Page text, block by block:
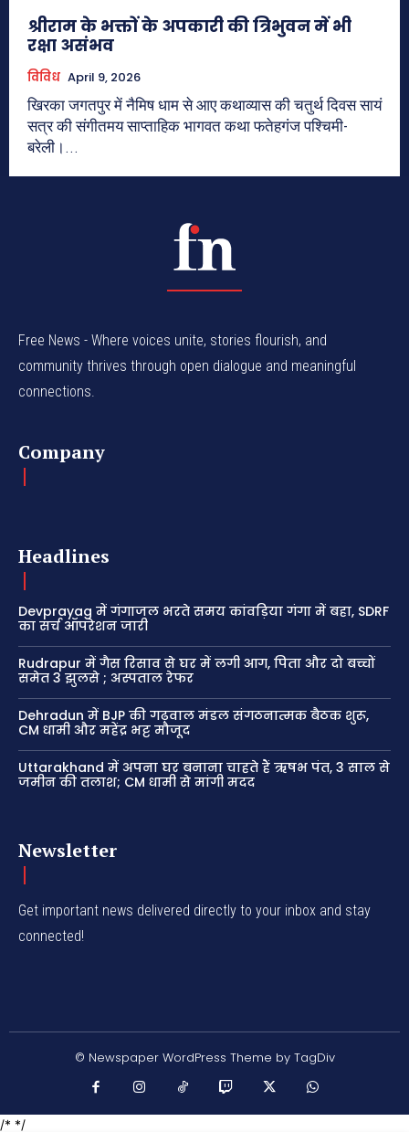
श्रीराम के भक्तों के अपकारी की त्रिभुवन में भी
रक्षा असंभव
विविध April 9, 2026
खिरका जगतपुर में नैमिष धाम से आए कथाव्यास की चतुर्थ दिवस सायं
सत्र की संगीतमय साप्ताहिक भागवत कथा फतेहगंज पश्चिमी-
बरेली।...
Free News - Where voices unite, stories flourish, and
community thrives through open dialogue and meaningful
connections.
Company
Headlines
Devprayag में गंगाजल भरते समय कांवड़िया गंगा में बहा, SDRF
का सर्च ऑपरेशन जारी
Rudrapur में गैस रिसाव से घर में लगी आग, पिता और दो बच्चों
समेत 3 झुलसे ; अस्पताल रेफर
Dehradun में BJP की गढ़वाल मंडल संगठनात्मक बैठक शुरू,
CM धामी और महेंद्र भट्ट मौजूद
Uttarakhand में अपना घर बनाना चाहते हैं ऋषभ पंत, 3 साल से
जमीन की तलाश; CM धामी से मांगी मदद
Newsletter
Get important news delivered directly to your inbox and stay
connected!
© Newspaper WordPress Theme by TagDiv
/* */